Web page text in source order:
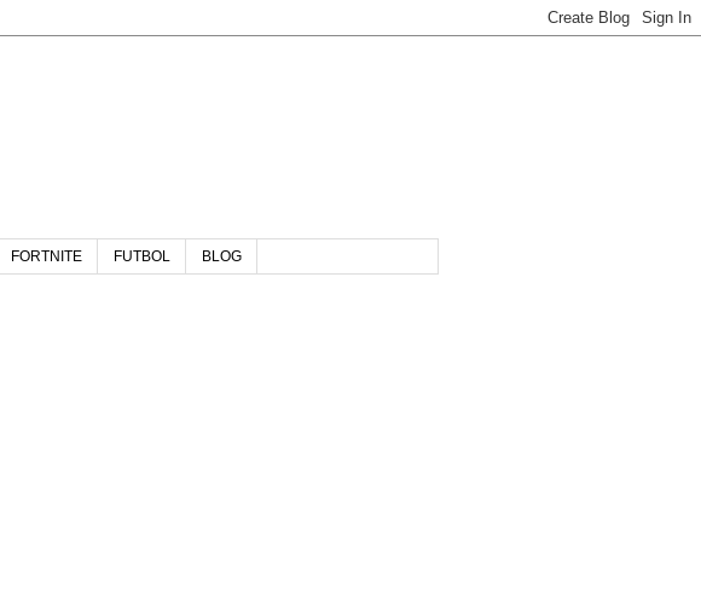
FORTNITE FUTBOL BLOG